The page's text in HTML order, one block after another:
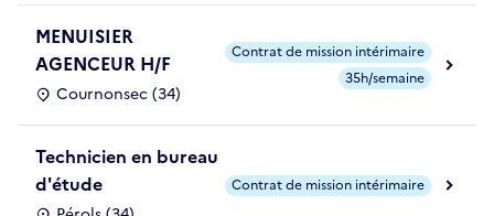
MENUISIER
AGENCEUR H/F
Cournonsec (34)
Contrat de mission intérimaire
35h/semaine
Technicien en bureau
d'étude
Contrat de mission intérimaire